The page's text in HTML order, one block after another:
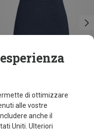
€
di ottimizzare
alle vostre
anche il
Uniti. Ulteriori